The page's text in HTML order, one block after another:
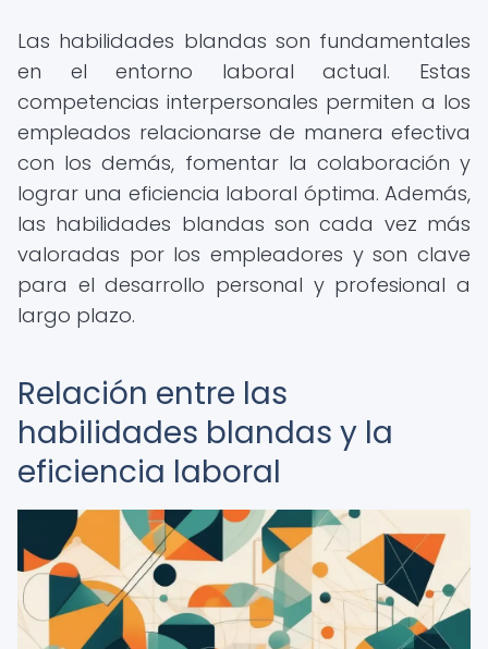
Las habilidades blandas son fundamentales
en el entorno laboral actual. Estas
competencias interpersonales permiten a los
empleados relacionarse de manera efectiva
con los demás, fomentar la colaboración y
lograr una eficiencia laboral óptima. Además,
las habilidades blandas son cada vez más
valoradas por los empleadores y son clave
para el desarrollo personal y profesional a
largo plazo.
Relación entre las
habilidades blandas y la
eficiencia laboral